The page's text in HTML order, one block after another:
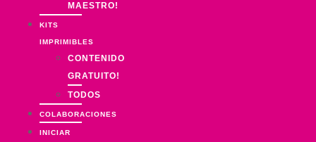
MAESTRO!
KITS
IMPRIMIBLES
CONTENIDO
GRATUITO!
TODOS
COLABORACIONES
INICIAR